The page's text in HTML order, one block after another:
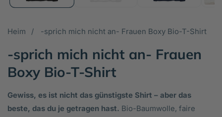
Heim -sprich mich nicht an- Frauen Boxy Bio-T-Shirt
-sprich mich nicht an- Frauen
Boxy Bio-T-Shirt
Gewiss, es ist nicht das günstigste Shirt – aber das
beste, das du je getragen hast. Bio-Baumwolle, faire